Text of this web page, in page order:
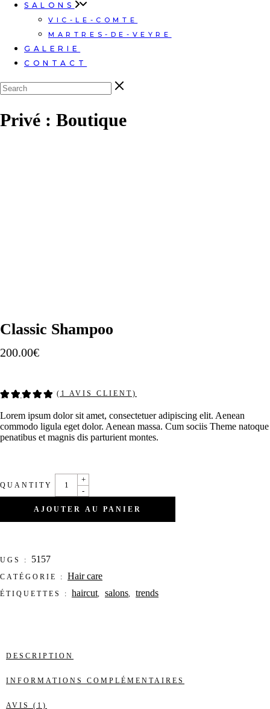
SALONS
VIC-LE-COMTE
MARTRES-DE-VEYRE
GALERIE
CONTACT
Privé : Boutique
Classic Shampoo
200.00€
Noté
5 basé
sur
1
notation
client
( 1 AVIS CLIENT)
Lorem ipsum dolor sit amet, consectetuer adipiscing elit. Aenean
commodo ligula eget dolor. Aenean massa. Cum sociis Theme natoque
penatibus et magnis dis parturient montes.
QUANTITY
-
+
AJOUTER AU PANIER
UGS : 5157
CATÉGORIE : Hair care
ÉTIQUETTES : haircut, salons, trends
DESCRIPTION
INFORMATIONS COMPLÉMENTAIRES
AVIS (1)